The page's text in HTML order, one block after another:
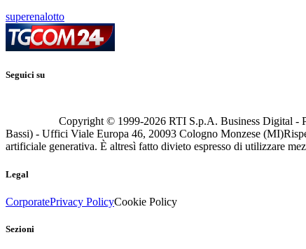
superenalotto
Seguici su
Copyright © 1999-2026 RTI S.p.A. Business Digital -
Bassi) - Uffici Viale Europa 46, 20093 Cologno Monzese (MI)
artificiale generativa. È altresì fatto divieto espresso di utilizzare
Legal
CorporatePrivacy PolicyCookie Policy
Sezioni